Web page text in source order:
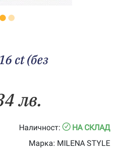
ct (без
лв.
Наличност:
НА СКЛАД
Марка: MILENA STYLE